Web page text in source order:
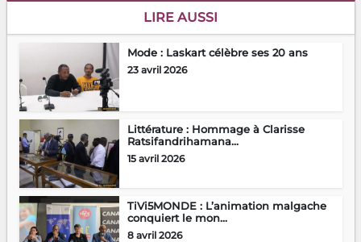
LIRE AUSSI
Mode : Laskart célèbre ses 20 ans
23 avril 2026
Littérature : Hommage à Clarisse
Ratsifandrihamana...
15 avril 2026
TiVi5MONDE : L’animation malgache
conquiert le mon...
8 avril 2026